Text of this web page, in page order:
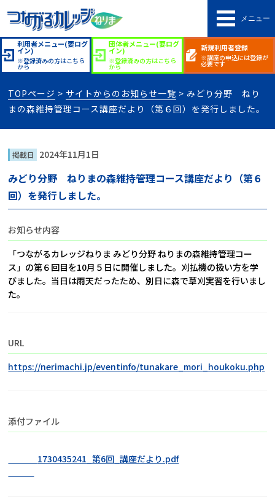
利用者メニュー(要ログ
イン)
※登録済みの方はこちら
から
団体者メニュー(要ログ
イン)
※登録済みの方はこちら
から
新規利用者登録
※講座の申込には登録が
必要です
メニュー
TOPページ > サイトからのお知らせ一覧 > みどり分野 ねり
まの森維持管理コース講座だより（第６回）を発行しました。
掲載日 2024年11月1日
みどり分野 ねりまの森維持管理コース講座だより（第６
回）を発行しました。
お知らせ内容
「つながるカレッジねりま みどり分野 ねりまの森維持管理コー
ス」の第６回目を10月５日に開催しました。刈払機の扱い方を学
びました。当日は雨天だったため、別日に森で草刈実習を行いまし
た。
URL
https://nerimachi.jp/eventinfo/tunakare_mori_houkoku.php
添付ファイル